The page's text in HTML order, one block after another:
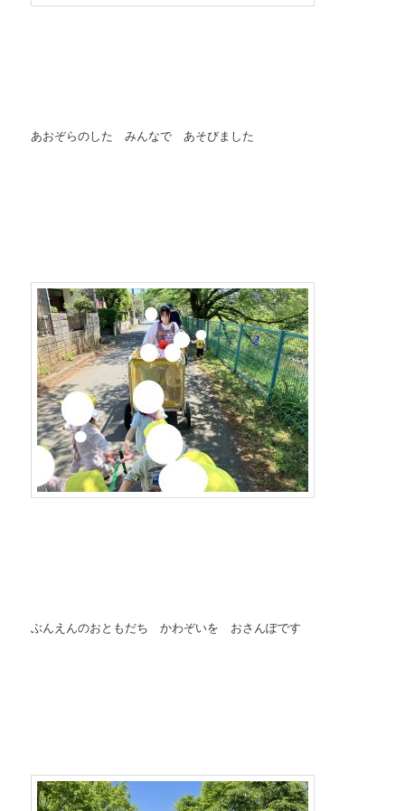
あおぞらのした みんなで あそびました
ぶんえんのおともだち かわぞいを おさんぽです